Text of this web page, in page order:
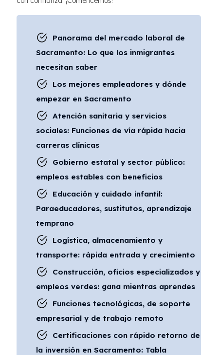
Panorama del mercado laboral de
Sacramento: Lo que los inmigrantes
necesitan saber
Los mejores empleadores y dónde
empezar en Sacramento
Atención sanitaria y servicios
sociales: Funciones de vía rápida hacia
carreras clínicas
Gobierno estatal y sector público:
empleos estables con beneficios
Educación y cuidado infantil:
Paraeducadores, sustitutos, aprendizaje
temprano
Logística, almacenamiento y
transporte: rápida entrada y crecimiento
Construcción, oficios especializados y
empleos verdes: gana mientras aprendes
Funciones tecnológicas, de soporte
empresarial y de trabajo remoto
Certificaciones con rápido retorno de
la inversión en Sacramento: Tabla